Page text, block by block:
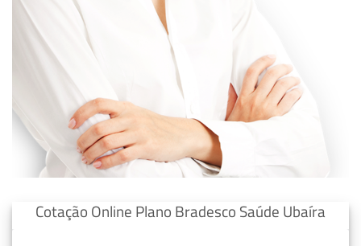
Cotação Online Plano Bradesco Saúde Ubaíra